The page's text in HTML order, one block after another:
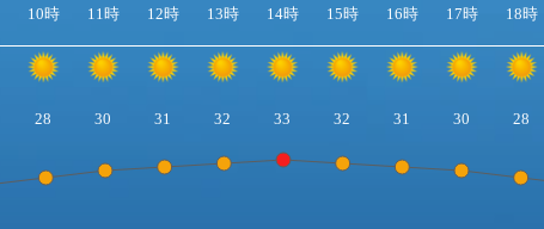
10時 11時 12時 13時 14時 15時 16時 17時 18時
28 30 31 32 33 32 31 30 28